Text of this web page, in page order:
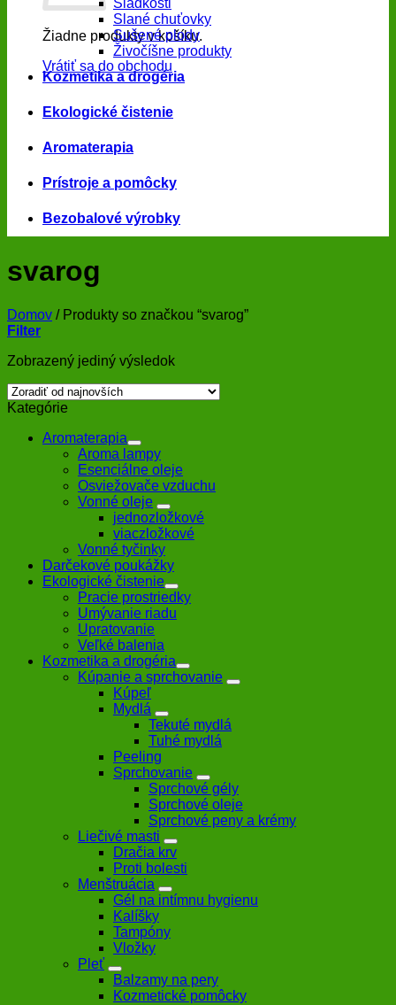
Žiadne produkty v košíku.
Vrátiť sa do obchodu
Sladkosti
Slané chuťovky
Sušené plody
Živočíšne produkty
Kozmetika a drogéria
Ekologické čistenie
Aromaterapia
Prístroje a pomôcky
Bezobalové výrobky
svarog
Domov /Produkty so značkou “svarog”
Filter
Zobrazený jediný výsledok
Kategórie
Aromaterapia
Aroma lampy
Esenciálne oleje
Osviežovače vzduchu
Vonné oleje
jednozložkové
viaczložkové
Vonné tyčinky
Darčekové poukážky
Ekologické čistenie
Pracie prostriedky
Umývanie riadu
Upratovanie
Veľké balenia
Kozmetika a drogéria
Kúpanie a sprchovanie
Kúpeľ
Mydlá
Tekuté mydlá
Tuhé mydlá
Peeling
Sprchovanie
Sprchové gély
Sprchové oleje
Sprchové peny a krémy
Liečivé masti
Dračia krv
Proti bolesti
Menštruácia
Gél na intímnu hygienu
Kalíšky
Tampóny
Vložky
Pleť
Balzamy na pery
Kozmetické pomôcky